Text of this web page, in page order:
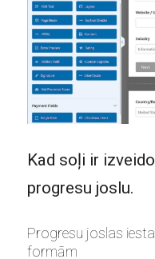
Kad soļi ir
progresu joslu.
Progresu joslas
formām